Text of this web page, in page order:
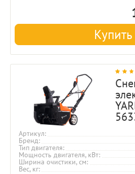
Купить
Артикул
Бренд
Тип двигателя
Мощность двигателя, кВт
Ширина очистики, см
Вес, кг